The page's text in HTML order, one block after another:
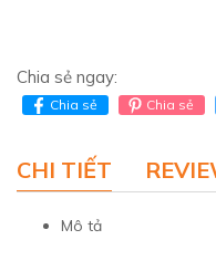
Chia sẻ ngay:
Chia sẻ Chia sẻ
CHI TIẾT
Mô tả